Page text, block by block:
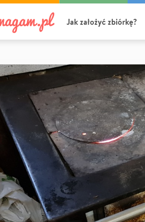
Jak założyć zbiórkę?